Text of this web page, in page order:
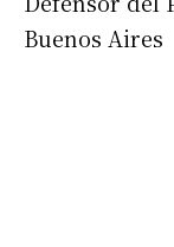
Buenos Aires